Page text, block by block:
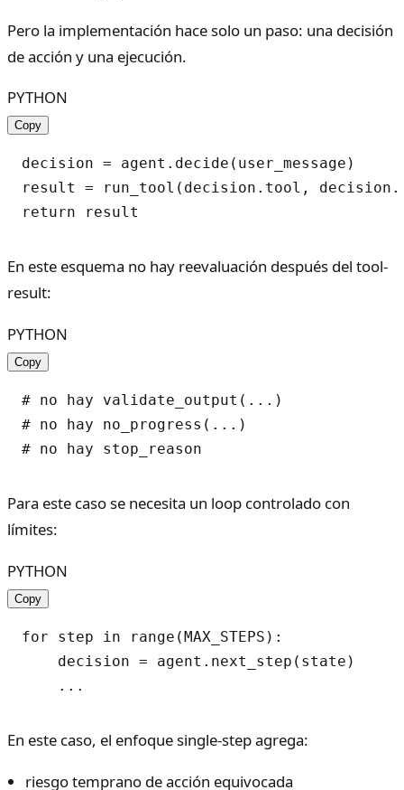
Pero la implementación hace solo un paso: una decisión
de acción y una ejecución.
PYTHON
Copy
decision = agent.decide(user_message)
result = run_tool(decision.tool,
En este esquema no hay reevaluación después del tool-
result:
PYTHON
Copy
# no hay validate_output(...)
# no hay no_progress(...)
Para este caso se necesita un loop controlado con
límites:
PYTHON
Copy
for step in range(MAX_STEPS):
    decision = agent.next_step(state)
En este caso, el enfoque single-step agrega:
riesgo temprano de acción equivocada